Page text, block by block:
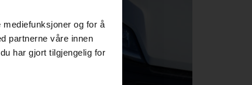
og for å
partnerne våre innen
har gjort tilgjengelig for